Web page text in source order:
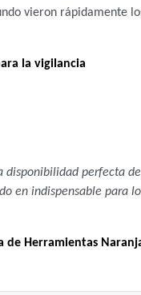
vieron rápidamente
la vigilancia
perfecta
en indispensable para
de Herramientas